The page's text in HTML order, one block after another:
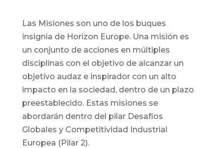
Las Misiones son uno de los buques
insignia de Horizon Europe. Una misión es
un conjunto de acciones en múltiples
disciplinas con el objetivo de alcanzar un
objetivo audaz e inspirador con un alto
impacto en la sociedad, dentro de un plazo
preestablecido. Estas misiones se
abordarán dentro del pilar Desafíos
Globales y Competitividad Industrial
Europea (Pilar 2).